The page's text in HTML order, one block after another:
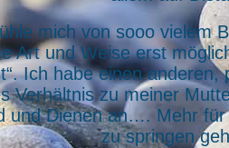
mich von sooo vielem
Art und Weise erst
Ich habe einen
Verhältnis zu meiner
und Dienen an…. Mehr
zu springen